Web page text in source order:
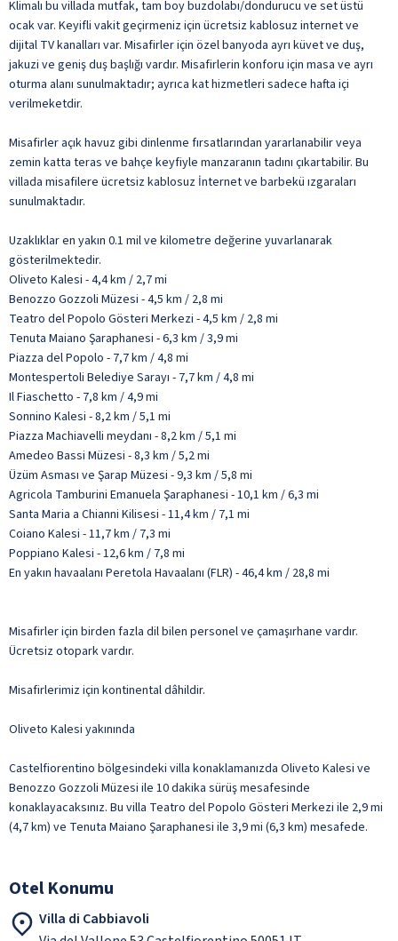
Klimalı bu villada mutfak, tam boy buzdolabı/dondurucu ve set üstü
ocak var. Keyifli vakit geçirmeniz için ücretsiz kablosuz internet ve
dijital TV kanalları var. Misafirler için özel banyoda ayrı küvet ve duş,
jakuzi ve geniş duş başlığı vardır. Misafirlerin konforu için masa ve ayrı
oturma alanı sunulmaktadır; ayrıca kat hizmetleri sadece hafta içi
verilmeketdir.
Misafirler açık havuz gibi dinlenme fırsatlarından yararlanabilir veya
zemin katta teras ve bahçe keyfiyle manzaranın tadını çıkartabilir. Bu
villada misafilere ücretsiz kablosuz İnternet ve barbekü ızgaraları
sunulmaktadır.
Uzaklıklar en yakın 0.1 mil ve kilometre değerine yuvarlanarak
gösterilmektedir.
Oliveto Kalesi - 4,4 km / 2,7 mi
Benozzo Gozzoli Müzesi - 4,5 km / 2,8 mi
Teatro del Popolo Gösteri Merkezi - 4,5 km / 2,8 mi
Tenuta Maiano Şaraphanesi - 6,3 km / 3,9 mi
Piazza del Popolo - 7,7 km / 4,8 mi
Montespertoli Belediye Sarayı - 7,7 km / 4,8 mi
Il Fiaschetto - 7,8 km / 4,9 mi
Sonnino Kalesi - 8,2 km / 5,1 mi
Piazza Machiavelli meydanı - 8,2 km / 5,1 mi
Amedeo Bassi Müzesi - 8,3 km / 5,2 mi
Üzüm Asması ve Şarap Müzesi - 9,3 km / 5,8 mi
Agricola Tamburini Emanuela Şaraphanesi - 10,1 km / 6,3 mi
Santa Maria a Chianni Kilisesi - 11,4 km / 7,1 mi
Coiano Kalesi - 11,7 km / 7,3 mi
Poppiano Kalesi - 12,6 km / 7,8 mi
En yakın havaalanı Peretola Havaalanı (FLR) - 46,4 km / 28,8 mi
Misafirler için birden fazla dil bilen personel ve çamaşırhane vardır.
Ücretsiz otopark vardır.
Misafirlerimiz için kontinental dâhildir.
Oliveto Kalesi yakınında
Castelfiorentino bölgesindeki villa konaklamanızda Oliveto Kalesi ve
Benozzo Gozzoli Müzesi ile 10 dakika sürüş mesafesinde
konaklayacaksınız. Bu villa Teatro del Popolo Gösteri Merkezi ile 2,9 mi
(4,7 km) ve Tenuta Maiano Şaraphanesi ile 3,9 mi (6,3 km) mesafede.
Otel Konumu
Villa di Cabbiavoli